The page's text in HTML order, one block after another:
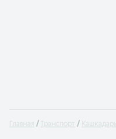
Главная Транспорт